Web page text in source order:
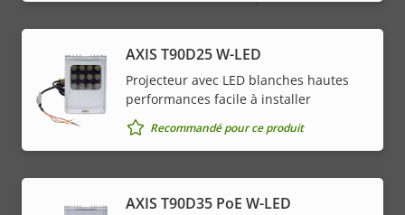
fonction de l'option matérielle choisie.
AXIS T90D25 W-LED
Projecteur avec LED blanches hautes
performances facile à installer
Recommandé pour ce produit
AXIS T90D35 PoE W-LED